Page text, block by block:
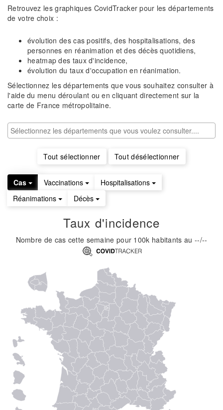
Retrouvez les graphiques CovidTracker pour les départements
de votre choix :
évolution des cas positifs, des hospitalisations, des
personnes en réanimation et des décès quotidiens,
heatmap des taux d'incidence,
évolution du taux d'occupation en réanimation.
Sélectionnez les départements que vous souhaitez consulter à
l'aide du menu déroulant ou en cliquant directement sur la
carte de France métropolitaine.
Tout sélectionner Tout désélectionner
Cas Vaccinations
Hospitalisations
Réanimations
Décès
Taux d'incidence
Nombre de cas cette semaine pour 100k habitants au --/--